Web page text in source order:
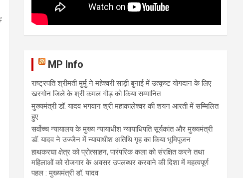
MP Info
राष्ट्रपति श्रीमती मुर्मु ने महेश्वरी साड़ी बुनाई में उत्कृष्ट योगदान के लिए
खरगोन जिले के श्री कमल गौड़ को किया सम्मानित
मुख्यमंत्री डॉ. यादव भगवान श्री महाकालेश्‍वर की शयन आरती में सम्मिलित
हुए
सर्वोच्च न्यायालय के मुख्‍य न्‍यायाधीश न्यायाधिपति सूर्यकांत और मुख्यमंत्री
डॉ. यादव ने उज्जैन में न्यायाधीश अतिथि गृह का किया भूमिपूजन
हाथकरघा क्षेत्र को प्रोत्साहन, पारंपरिक कला को संरक्षित करने तथा
महिलाओं को रोजगार के अवसर उपलब्धर करवाने की दिशा में महत्वपूर्ण
पहल : मुख्यमंत्री डॉ. यादव